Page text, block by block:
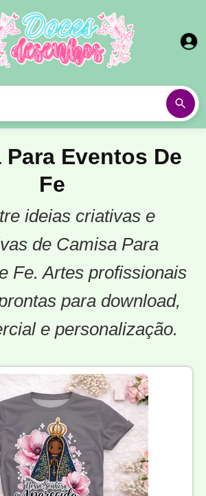
Para Eventos De
Fe
ideias criativas e
de Camisa Para
Fe. Artes profissionais
para download,
e personalização.